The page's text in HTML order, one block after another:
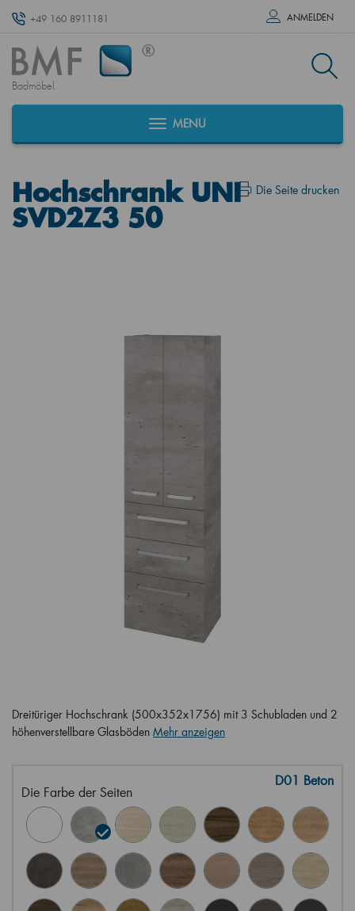
+49 160 8911181 ANMELDEN
Badmöbel
MENU
Die Seite drucken
Hochschrank UNI
SVD2Z3 50
Dreitüriger Hochschrank (500x352x1756) mit 3 Schubladen und 2
höhenverstellbare Glasböden Mehr anzeigen
Die Farbe der Seiten
D01 Beton